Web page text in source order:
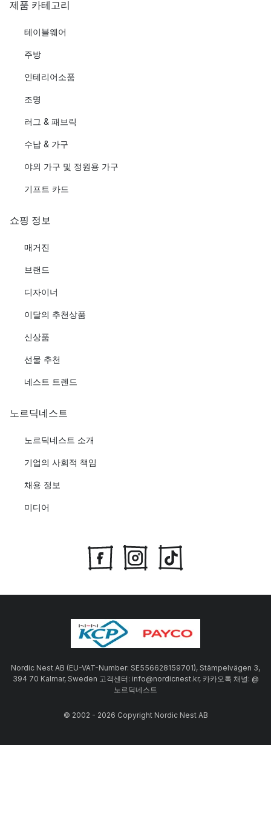
제품 카테고리
테이블웨어
주방
인테리어소품
조명
러그 & 패브릭
수납 & 가구
야외 가구 및 정원용 가구
기프트 카드
쇼핑 정보
매거진
브랜드
디자이너
이달의 추천상품
신상품
선물 추천
네스트 트렌드
노르딕네스트
노르딕네스트 소개
기업의 사회적 책임
채용 정보
미디어
Nordic Nest AB (EU-VAT-Number: SE556628159701), Stämpelvägen 3,
394 70 Kalmar, Sweden 고객센터: info@nordicnest.kr, 카카오톡 채널: @
노르딕네스트
© 2002 - 2026 Copyright Nordic Nest AB